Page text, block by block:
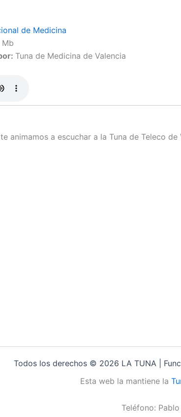
de Medicina
Mb
Tuna de Medicina de Valencia
animamos a escuchar a la Tuna de Teleco de
Todos los derechos © 2026 LA TUNA |
Esta web la mantiene la
Teléfono: